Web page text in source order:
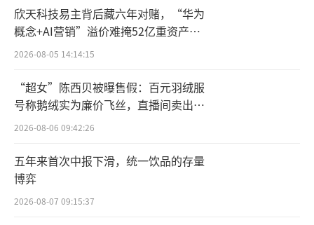
欣天科技易主背后藏六年对赌，“华为
概念+AI营销”溢价难掩52亿重资产考
验
2026-08-05 14:14:15
“超女”陈西贝被曝售假：百元羽绒服
号称鹅绒实为廉价飞丝，直播间卖出超
百万元
2026-08-06 09:42:26
五年来首次中报下滑，统一饮品的存量
博弈
2026-08-07 09:15:37